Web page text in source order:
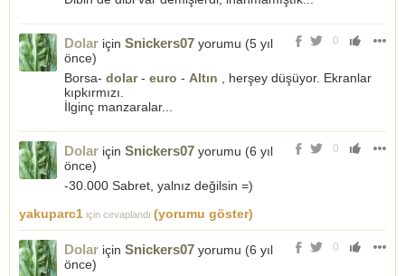
0
Dolar için Snickers07 yorumu (5 yıl
önce)
Borsa- dolar- euro - Altın , herşey düşüyor. Ekranlar
kıpkırmızı.
İlginç manzaralar...
0
Dolar için Snickers07 yorumu (6 yıl
önce)
-30.000 Sabret, yalnız değilsin =)
yakuparc1 için cevaplandı (yorumu göster)
0
Dolar için Snickers07 yorumu (6 yıl
önce)